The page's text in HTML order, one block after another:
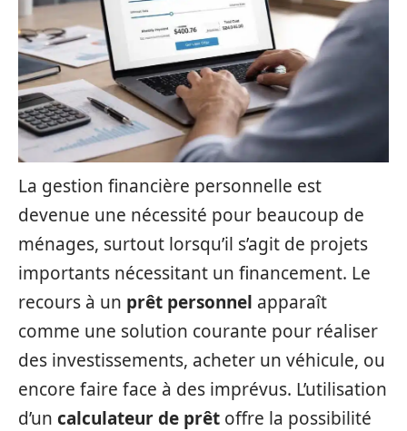
La gestion financière personnelle est
devenue une nécessité pour beaucoup de
ménages, surtout lorsqu’il s’agit de projets
importants nécessitant un financement. Le
recours à un prêt personnel apparaît
comme une solution courante pour réaliser
des investissements, acheter un véhicule, ou
encore faire face à des imprévus. L’utilisation
d’un calculateur de prêt offre la possibilité